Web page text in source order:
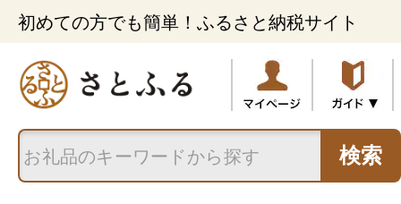
初めての方でも簡単！ふるさと納税サイト
検索